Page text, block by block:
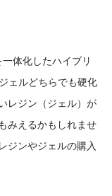
体化したハイブリ
ェルどちらでも硬化
レジン（ジェル）が
みえるかもしれませ
ジンやジェルの購入